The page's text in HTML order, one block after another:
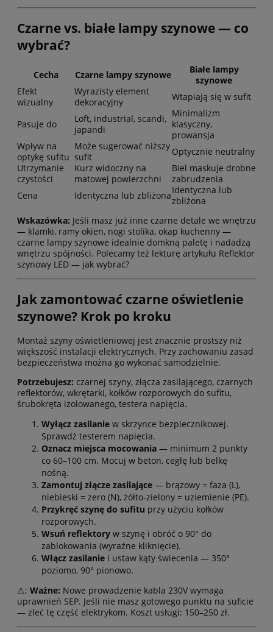
Czarne vs. białe lampy szynowe — co
wybrać?
Cecha Czarne lampy szynowe
Białe lampy
szynowe
Efekt
wizualny
Wyrazisty element
dekoracyjny
Wtapiają się w sufit
Pasuje do
Loft, industrial, scandi,
japandi
Minimalizm
klasyczny,
prowansja
Wpływ na
optykę sufitu
Może sugerować niższy
sufit
Optycznie neutralny
Utrzymanie
czystości
Kurz widoczny na
matowej powierzchni
Biel maskuje drobne
zabrudzenia
Cena
Identyczna lub zbliżonaIdentyczna lub
zbliżona
Wskazówka: Jeśli masz już inne czarne detale we wnętrzu
— klamki, ramy okien, nogi stolika, okap kuchenny —
czarne lampy szynowe idealnie domkną paletę i nadadzą
wnętrzu spójności. Polecamy też lekturę artykułu Reflektor
szynowy LED — jak wybrać?
Jak zamontować czarne oświetlenie
szynowe? Krok po kroku
Montaż szyny oświetleniowej jest znacznie prostszy niż
większość instalacji elektrycznych. Przy zachowaniu zasad
bezpieczeństwa można go wykonać samodzielnie.
Potrzebujesz: czarnej szyny, złącza zasilającego, czarnych
reflektorów, wkrętarki, kołków rozporowych do sufitu,
śrubokręta izolowanego, testera napięcia.
Wyłącz zasilanie w skrzynce bezpiecznikowej.
Sprawdź testerem napięcia.
Oznacz miejsca mocowania — minimum 2 punkty
co 60–100 cm. Mocuj w beton, cegłę lub belkę
nośną.
Zamontuj złącze zasilające — brązowy = faza (L),
niebieski = zero (N), żółto-zielony = uziemienie (PE).
Przykręć szynę do sufitu przy użyciu kołków
rozporowych.
Wsuń reflektory w szynę i obróć o 90° do
zablokowania (wyraźne kliknięcie).
Włącz zasilanie i ustaw kąty świecenia — 350°
poziomo, 90° pionowo.
⚠; Ważne: Nowe prowadzenie kabla 230V wymaga
uprawnień SEP. Jeśli nie masz gotowego punktu na suficie
— zleć tę część elektrykom. Koszt usługi: 150–250 zł.